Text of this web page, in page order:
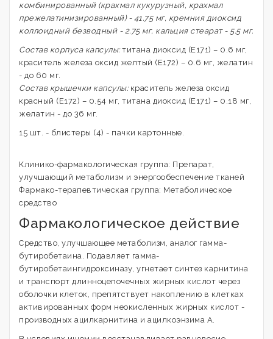
комбинированный (крахмал кукурузный, крахмал
прежелатинизированный) - 41.75 мг, кремния диоксид
коллоидный безводный - 2.75 мг, кальция стеарат - 5.5 мг.
Состав корпусакапсулы:титана диоксид (Е171) – 0.6 мг,
краситель железа оксид желтый (Е172) – 0.6 мг, желатин
- до 60 мг.
Состав крышечки капсулы:краситель железа оксид
красный (Е172) – 0.54 мг, титана диоксид (Е171) – 0.18 мг,
желатин - до 36 мг.
15 шт. - блистеры (4) - пачки картонные.
Клинико-фармакологическая группа: Препарат,
улучшающий метаболизм и энергообеспечение тканей
Фармако-терапевтическая группа: Метаболическое
средство
Фармакологическое действие
Средство, улучшающее метаболизм, аналог гамма-
бутиробетаина. Подавляет гамма-
бутиробетаингидроксиназу, угнетает синтез карнитина
и транспорт длинноцепочечных жирных кислот через
оболочки клеток, препятствует накоплению в клетках
активированных форм неокисленных жирных кислот -
производных ацилкарнитина и ацилкоэнзима А.